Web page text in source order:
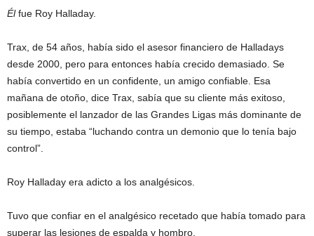
Élfue Roy Halladay.
Trax, de 54 años, había sido el asesor financiero de Halladays
desde 2000, pero para entonces había crecido demasiado. Se
había convertido en un confidente, un amigo confiable. Esa
mañana de otoño, dice Trax, sabía que su cliente más exitoso,
posiblemente el lanzador de las Grandes Ligas más dominante de
su tiempo, estaba “luchando contra un demonio que lo tenía bajo
control”.
Roy Halladay era adicto a los analgésicos.
Tuvo que confiar en el analgésico recetado que había tomado para
superar las lesiones de espalda y hombro.